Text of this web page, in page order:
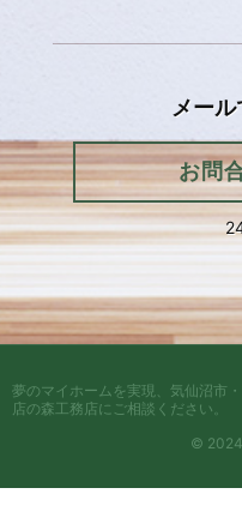
メー
お問
©
夢のマイホームを実現、 気仙沼市
店の森工務店にご相談ください。